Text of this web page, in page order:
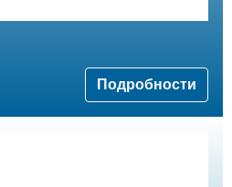
Подробности